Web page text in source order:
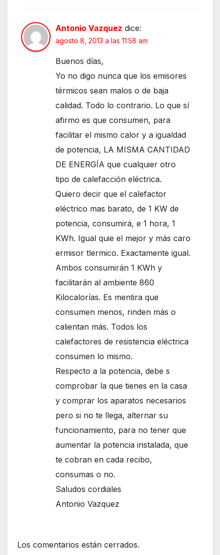
Antonio Vazquez dice:
agosto 8, 2013 a las 11:58 am
Buenos días,
Yo no digo nunca que los emisores
térmicos sean malos o de baja
calidad. Todo lo contrario. Lo que sí
afirmo es que consumen, para
facilitar el mismo calor y a igualdad
de potencia, LA MISMA CANTIDAD
DE ENERGÍA que cualquier otro
tipo de calefacción eléctrica.
Quiero decir que el calefactor
eléctrico mas barato, de 1 KW de
potencia, consumirá, e 1 hora, 1
KWh. Igual quie el mejor y más caro
ermisor tlermico. Exactamente igual.
Ambos consumirán 1 KWh y
facilitarán al ambiente 860
Kilocalorías. Es mentira que
consumen menos, rinden más o
calientan más. Todos los
calefactores de resistencia eléctrica
consumen lo mismo.
Respecto a la potencia, debe s
comprobar la que tienes en la casa
y comprar los aparatos necesarios
pero si no te llega, alternar su
funcionamiento, para no tener que
aumentar la potencia instalada, que
te cobran en cada recibo,
consumas o no.
Saludos cordiales
Antonio Vazquez
Los comentarios están cerrados.